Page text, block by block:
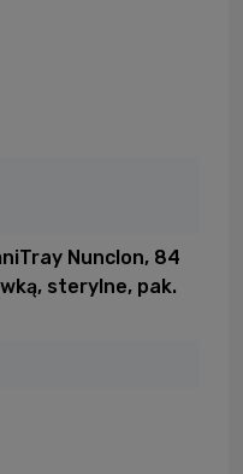
Nunclon, 84
sterylne, pak.